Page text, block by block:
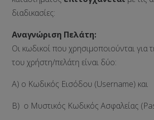
διαδικασίες:
Αναγνώριση Πελάτη:
Οι κωδικοί που χρησιμοποιούνται για
του χρήστη/πελάτη είναι δύο:
Α) ο Κωδικός Εισόδου (Username) και
Β) ο Μυστικός Κωδικός Ασφαλείας